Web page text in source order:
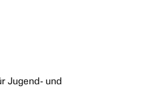
Jugend- und